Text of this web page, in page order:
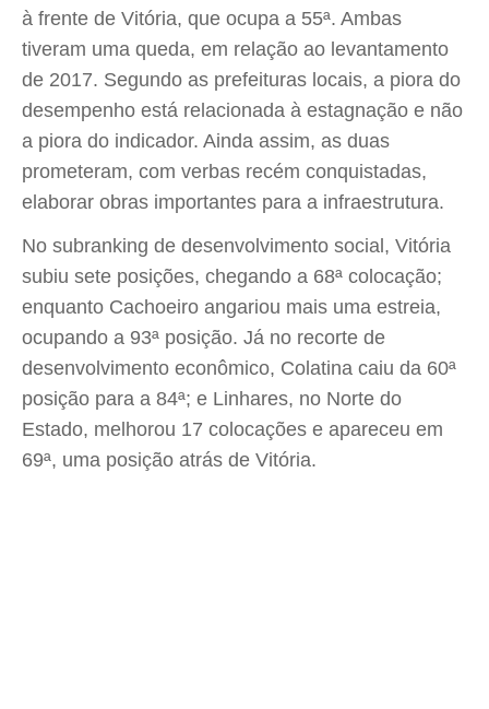
à frente de Vitória, que ocupa a 55ª. Ambas
tiveram uma queda, em relação ao levantamento
de 2017. Segundo as prefeituras locais, a piora do
desempenho está relacionada à estagnação e não
a piora do indicador. Ainda assim, as duas
prometeram, com verbas recém conquistadas,
elaborar obras importantes para a infraestrutura.
No subranking de desenvolvimento social, Vitória
subiu sete posições, chegando a 68ª colocação;
enquanto Cachoeiro angariou mais uma estreia,
ocupando a 93ª posição. Já no recorte de
desenvolvimento econômico, Colatina caiu da 60ª
posição para a 84ª; e Linhares, no Norte do
Estado, melhorou 17 colocações e apareceu em
69ª, uma posição atrás de Vitória.